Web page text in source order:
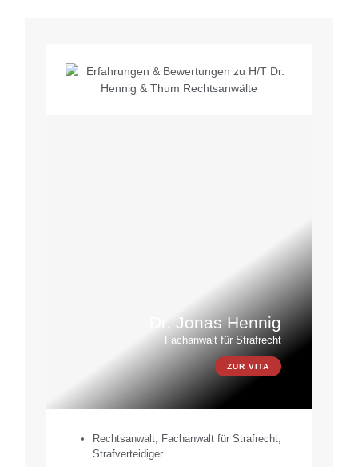
Dr. Jonas Hennig
Fachanwalt für Strafrecht
ZUR VITA
Rechtsanwalt, Fachanwalt für Strafrecht,
Strafverteidiger